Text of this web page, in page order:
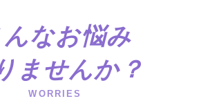
んなお悩み
ませんか？
WORRIES